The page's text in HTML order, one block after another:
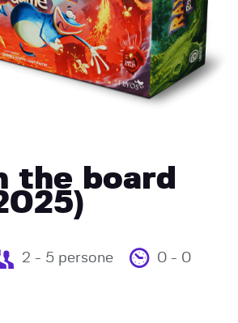
the board
2 - 5 persone 0 - 0